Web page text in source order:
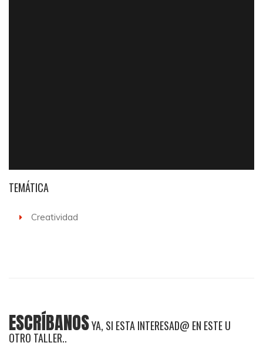
TEMÁTICA
Creatividad
ESCRÍBANOSYA, SI ESTA INTERESAD@ EN ESTE U
OTRO TALLER..